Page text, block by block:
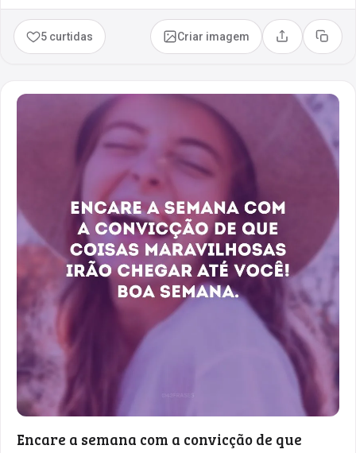
5 curtidas Criar imagem Compartilhar
Copiar
Encare a semana com a convicção de que